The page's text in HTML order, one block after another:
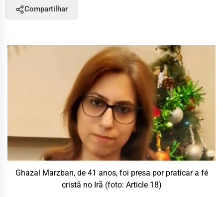
Compartilhar
Ghazal Marzban, de 41 anos, foi presa por praticar a fé
cristã no Irã (foto: Article 18)